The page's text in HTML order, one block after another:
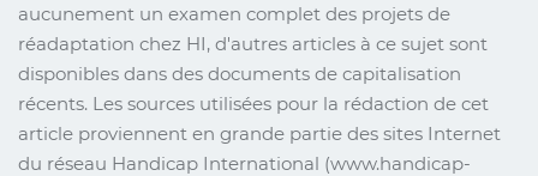
aucunement un examen complet des projets de
réadaptation chez HI, d'autres articles à ce sujet sont
disponibles dans des documents de capitalisation
récents. Les sources utilisées pour la rédaction de cet
article proviennent en grande partie des sites Internet
du réseau Handicap International (www.handicap-